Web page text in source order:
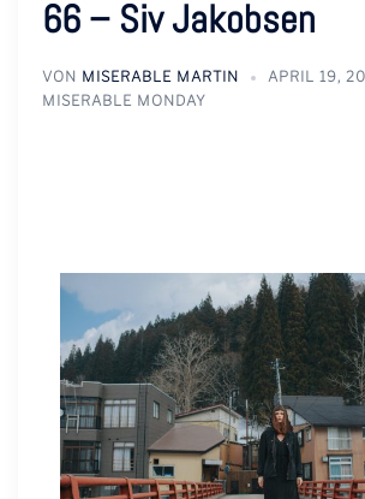
66 – Siv Jakobsen
VON MISERABLE MARTIN
APRIL 19,
MISERABLE MONDAY